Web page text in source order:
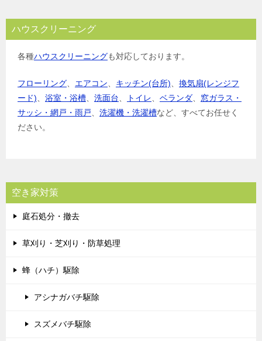
ハウスクリーニング
各種ハウスクリーニングも対応しております。
フローリング エアコン キッチン(台所)
換気扇(レンジフ
ード)
浴室・浴槽 洗面台 トイレ ベランダ
窓ガラス・
サッシ・網戸・雨戸
洗濯機・洗濯槽など、すべてお任せく
ださい。
空き家対策
庭石処分・撤去
草刈り・芝刈り・防草処理
蜂（ハチ）駆除
アシナガバチ駆除
スズメバチ駆除